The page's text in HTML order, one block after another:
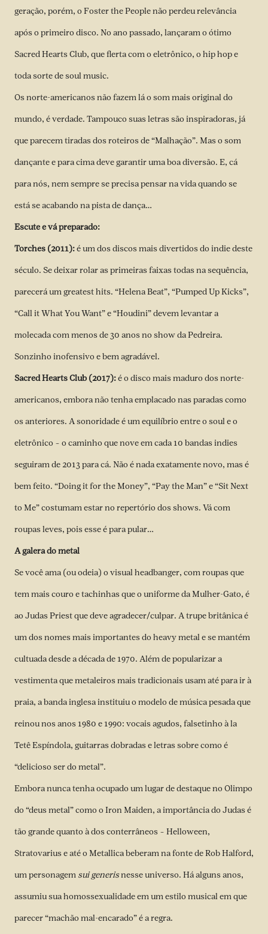
geração, porém, o Foster the People não perdeu relevância
após o primeiro disco. No ano passado, lançaram o ótimo
Sacred Hearts Club, que flerta com o eletrônico, o hip hop e
toda sorte de soul music.
Os norte-americanos não fazem lá o som mais original do
mundo, é verdade. Tampouco suas letras são inspiradoras, já
que parecem tiradas dos roteiros de “Malhação”. Mas o som
dançante e para cima deve garantir uma boa diversão. E, cá
para nós, nem sempre se precisa pensar na vida quando se
está se acabando na pista de dança…
Escute e vá preparado:
Torches (2011):é um dos discos mais divertidos do indie deste
século. Se deixar rolar as primeiras faixas todas na sequência,
parecerá um greatest hits. “Helena Beat”, “Pumped Up Kicks”,
“Call it What You Want” e “Houdini” devem levantar a
molecada com menos de 30 anos no show da Pedreira.
Sonzinho inofensivo e bem agradável.
Sacred Hearts Club (2017):é o disco mais maduro dos norte-
americanos, embora não tenha emplacado nas paradas como
os anteriores. A sonoridade é um equilíbrio entre o soul e o
eletrônico – o caminho que nove em cada 10 bandas indies
seguiram de 2013 para cá. Não é nada exatamente novo, mas é
bem feito. “Doing it for the Money”, “Pay the Man” e “Sit Next
to Me” costumam estar no repertório dos shows. Vá com
roupas leves, pois esse é para pular…
A galera do metal
Se você ama (ou odeia) o visual headbanger, com roupas que
tem mais couro e tachinhas que o uniforme da Mulher-Gato, é
ao Judas Priest que deve agradecer/culpar. A trupe britânica é
um dos nomes mais importantes do heavy metal e se mantém
cultuada desde a década de 1970. Além de popularizar a
vestimenta que metaleiros mais tradicionais usam até para ir à
praia, a banda inglesa instituiu o modelo de música pesada que
reinou nos anos 1980 e 1990: vocais agudos, falsetinho à la
Tetê Espíndola, guitarras dobradas e letras sobre como é
“delicioso ser do metal”.
Embora nunca tenha ocupado um lugar de destaque no Olimpo
do “deus metal” como o Iron Maiden, a importância do Judas é
tão grande quanto à dos conterrâneos – Helloween,
Stratovarius e até o Metallica beberam na fonte de Rob Halford,
um personagem sui generisnesse universo. Há alguns anos,
assumiu sua homossexualidade em um estilo musical em que
parecer “machão mal-encarado” é a regra.